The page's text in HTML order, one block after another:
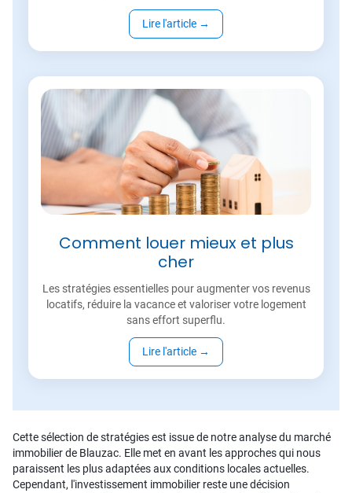
Lire l'article →
Comment louer mieux et plus
cher
Les stratégies essentielles pour augmenter vos revenus
locatifs, réduire la vacance et valoriser votre logement
sans effort superflu.
Lire l'article →
Cette sélection de stratégies est issue de notre analyse du marché
immobilier de Blauzac. Elle met en avant les approches qui nous
paraissent les plus adaptées aux conditions locales actuelles.
Cependant, l'investissement immobilier reste une décision